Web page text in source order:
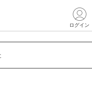
ログイン